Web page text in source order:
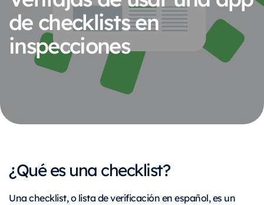
de checklists en
inspecciones
¿Qué es una checklist?
Una checklist, o lista de verificación en español, es un